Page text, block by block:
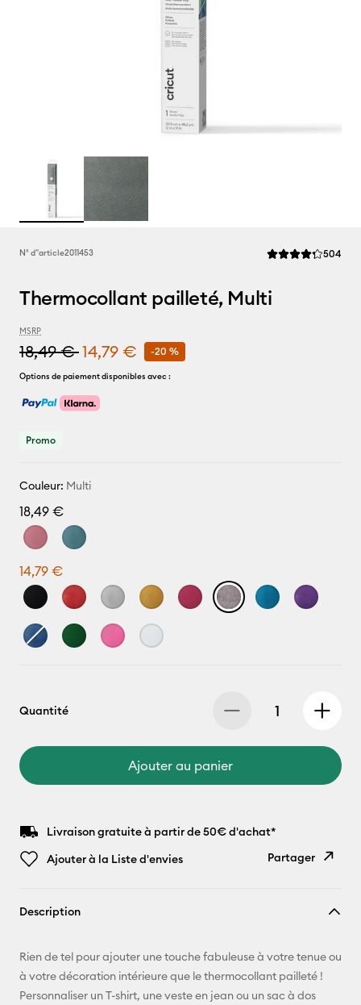
N° d''article2011453 La note moyenne
504
Thermocollant pailleté, Multi
MSRP
18,49 €14,79 € -20 %
Options de paiement disponibles avec :
Promo
Couleur: Multi
18,49 €
14,79 €
Quantité
Ajouter au panier
Livraison gratuite à partir de 50€ d'achat*
Ajouter à la Liste d'envies
Partager
E-mail
Pinterest
Description
Rien de tel pour ajouter une touche fabuleuse à votre tenue ou
à votre décoration intérieure que le thermocollant pailleté !
Personnaliser un T-shirt, une veste en jean ou un sac à dos